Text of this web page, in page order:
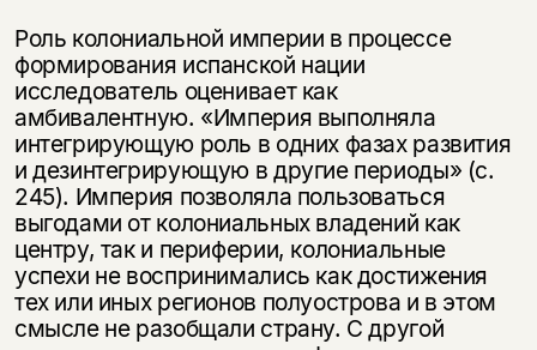
Роль колониальной империи в процессе
формирования испанской нации
исследователь оценивает как
амбивалентную. «Империя выполняла
интегрирующую роль в одних фазах развития
и дезинтегрирующую в другие периоды» (с.
245). Империя позволяла пользоваться
выгодами от колониальных владений как
центру, так и периферии, колониальные
успехи не воспринимались как достижения
тех или иных регионов полуострова и в этом
смысле не разобщали страну. С другой